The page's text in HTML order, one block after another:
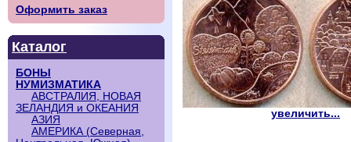
Оформить заказ
Каталог
БОНЫ
НУМИЗМАТИКА
АВСТРАЛИЯ, НОВАЯ
ЗЕЛАНДИЯ и ОКЕАНИЯ
АЗИЯ
АМЕРИКА (Северная,
увеличить...